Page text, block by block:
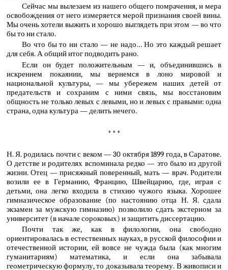
Сейчас мы вылезаем из нашего общего помрачения, и мера
освобождения от него измеряется мерой признания своей вины.
Мы очень хотели выжить и хорошо выглядеть при этом — во что
бы то ни стало.
Во что бы то ни стало — не надо… Но это каждый решает
для себя. А общий итог подводить рано.
Если он будет положительным — и, объединившись в
искреннем покаянии, мы вернемся в лоно мировой и
национальной культуры, — мы убережем наших детей от
предательств и сохраним с ними связь, мы восстановим
общность не только левых с левыми, но и левых с правыми: одна
страна, одна культура — делить нечего.
* * *
Н. Я. родилась почти с веком — 30 октября 1899 года, в Саратове.
О детстве и родителях вспоминала редко — это было из другой
жизни. Отец — присяжный поверенный, мать — врач. Родители
возили ее в Германию, Францию, Швейцарию, где, играя с
детьми, она легко входила в стихию чужого языка. Хорошее
гимназическое образование (по настоянию отца Н. Я. сдала
экзамен за мужскую гимназию) позволило сдать экстерном за
университет (в начале сороковых) и защитить диссертацию.
Почти так же, как в филологии, она свободно
ориентировалась в естественных науках, в русской философии и
отечественной истории, ей вовсе не чужда была (как многим
гуманитариям) математика, и если она забывала
геометрическую формулу, то доказывала теорему. В живописи и